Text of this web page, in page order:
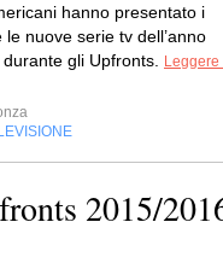
hanno presentato i
le nuove serie tv dell’anno
gli Upfronts.
Leggere
2015/